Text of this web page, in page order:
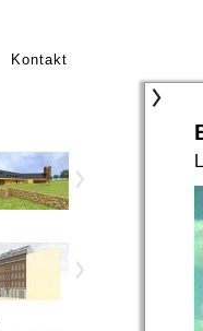
Kontakt